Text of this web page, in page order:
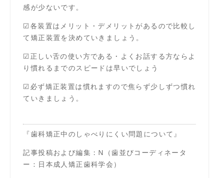
感が少ないです。
☑各装置はメリット・デメリットがあるので比較し
て矯正装置を決めていきましょう。
☑正しい舌の使い方である・よくお話する方ならよ
り慣れるまでのスピードは早いでしょう
☑必ず矯正装置は慣れますので焦らず少しずつ慣れ
ていきましょう。
『歯科矯正中のしゃべりにくい問題について』
記事投稿および編集：N（歯並びコーディネータ
ー：日本成人矯正歯科学会）